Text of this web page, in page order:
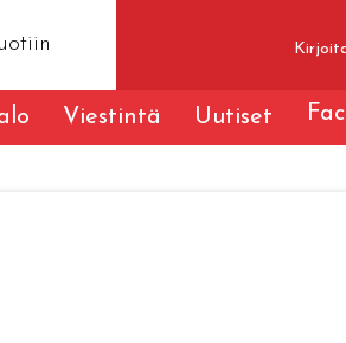
Viestintä Uutiset